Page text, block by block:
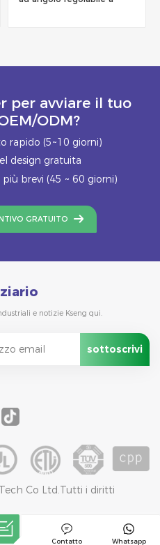
per avviare il tuo
ODM?
rapido (5~10 giorni)
design gratuita
brevi (45 ~ 60 giorni)
GRATUITO
e notizie Kseng qui.
Co Ltd.Tutti i diritti
Sulla Riservatezza XMLWhatsapp
Contatto